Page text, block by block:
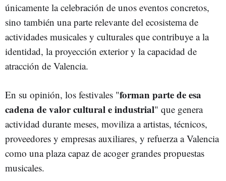
únicamente la celebración de unos eventos concretos,
sino también una parte relevante del ecosistema de
actividades musicales y culturales que contribuye a la
identidad, la proyección exterior y la capacidad de
atracción de Valencia.
En su opinión, los festivales "forman parte de esa
cadena de valor cultural e industrial" que genera
actividad durante meses, moviliza a artistas, técnicos,
proveedores y empresas auxiliares, y refuerza a Valencia
como una plaza capaz de acoger grandes propuestas
musicales.